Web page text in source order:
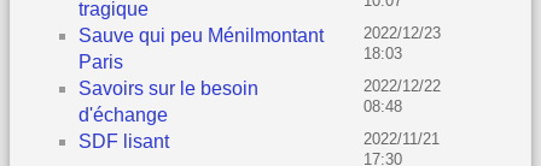
tragique
Sauve qui peu Ménilmontant
Paris
2022/12/23
18:03
Savoirs sur le besoin
d'échange
2022/12/22
08:48
SDF lisant
2022/11/21
17:30